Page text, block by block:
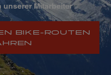
unserer Mitarbeiter
BIKE-ROUTEN